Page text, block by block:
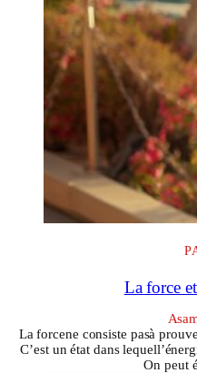
La force
La forcene consiste pasà
C’est un état dans
On peut